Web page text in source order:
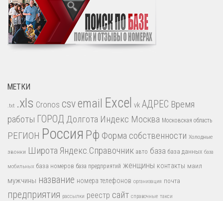
МЕТКИ
.txt .xls Cronos csvemail Excel vk АДРЕС Время
работы ГОРОД Долгота Индекс Москва Московская область
РЕГИОН Россия Рф Форма собственности Холодные
звонки Широта Яндекс.Справочник авто база база данных база
мобильных база номеров база предприятий женщины контакты маил
мужчины название номера телефонов организация почта
предприятия рассылки реестр сайт справочные такси